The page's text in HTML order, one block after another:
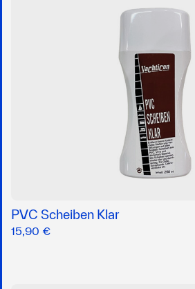
PVC Scheiben Klar
15,90 €